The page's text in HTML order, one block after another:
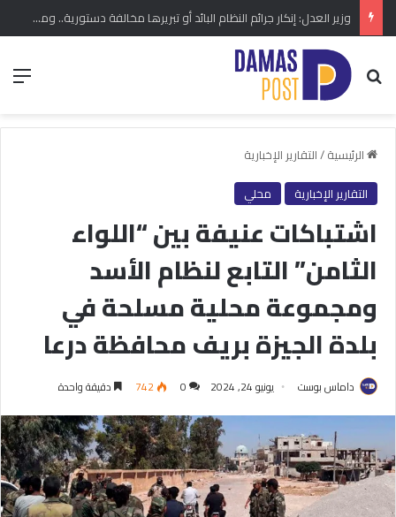
وزير العدل: إنكار جرائم النظام البائد أو تبريرها مخالفة دستورية.. ومشروع قانون خاص إلى مجلس الشعب
بحث عن
الرئيسية/التقارير الإخبارية
التقارير الإخبارية
محلي
اشتباكات عنيفة بين “اللواء
الثامن” التابع لنظام الأسد
ومجموعة محلية مسلحة في
بلدة الجيزة بريف محافظة درعا
داماس بوست يونيو 24, 2024 0
742 دقيقة واحدة